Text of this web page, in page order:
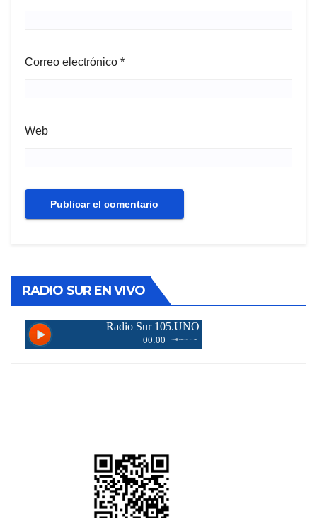
Correo electrónico *
Web
RADIO SUR EN VIVO